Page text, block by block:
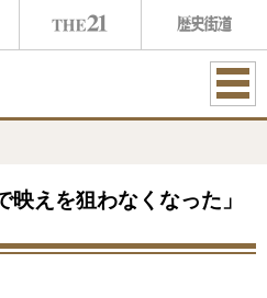
ME
えを狙わなくなった」